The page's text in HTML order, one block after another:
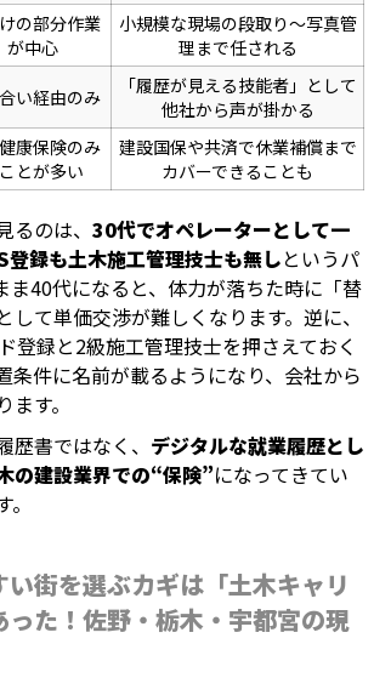
の部分作業
が中心
小規模な現場の段取り〜写真管
理まで任される
い経由のみ
「履歴が見える技能者」として
他社から声が掛かる
康保険のみ
とが多い
建設国保や共済で休業補償まで
カバーできることも
のは、 30代でオペレーターとして一
登録も土木施工管理技士も無しというパ
ま40代になると、体力が落ちた時に「替
して単価交渉が難しくなります。逆に、
登録と2級施工管理技士を押さえておく
条件に名前が載るようになり、会社から
す。
歴書ではなく、 デジタルな就業履歴とし
の建設業界での“保険”になってきてい
街を選ぶカギは「土木キャリ
った！佐野・栃木・宇都宮の現